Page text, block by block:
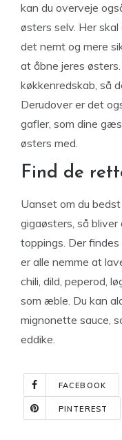
kan du overveje
østers selv. Her
det nemt og mere
at åbne jeres
køkkenredskab, så
Derudover er det
gafler, som dine
østers med.
Find de
Uanset om du
gigaøsters, så
toppings. Der
er alle nemme at
chili, dild, peperod,
som æble. Du kan
mignonette sauce,
eddike.
FACEBOOK
PINTEREST